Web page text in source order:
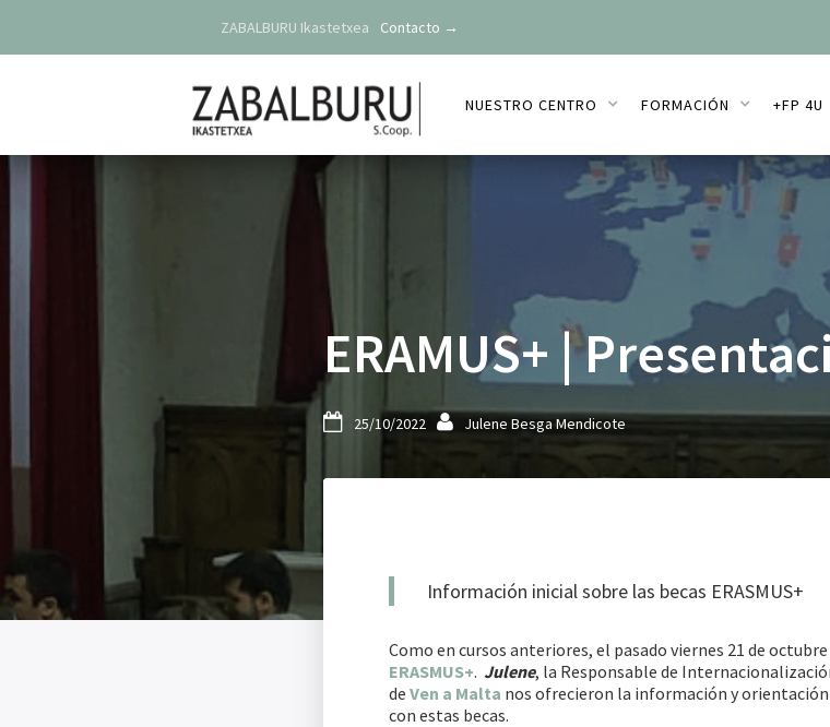
ZABALBURU Ikastetxea Contacto →
NUESTRO CENTRO FORMACIÓN +FP 4U
ERAMUS+ |
 25/10/2022  Julene Besga Mendicote
Información inicial sobre las becas ERASMUS+
Como en cursos anteriores, el pasado viernes 21 de
ERASMUS+. Julene, la Responsable de
de Ven a Malta nos ofrecieron la información y
con estas becas.